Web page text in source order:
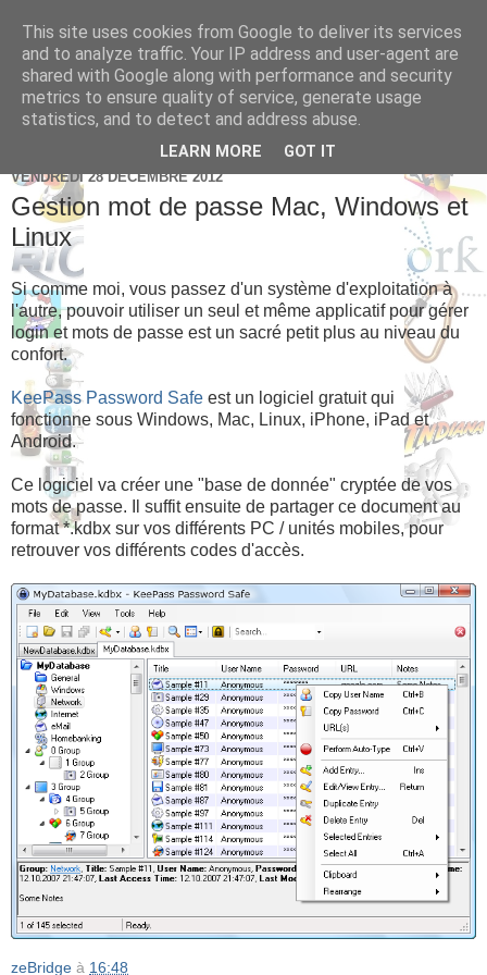
Brice Cornet: serial
entrepreneur hédoniste
VENDREDI 28 DÉCEMBRE 2012
Gestion mot de passe Mac, Windows et
Linux
Si comme moi, vous passez d'un système d'exploitation à
l'autre, pouvoir utiliser un seul et même applicatif pour gérer
login et mots de passe est un sacré petit plus au niveau du
confort.
KeePass Password Safe est un logiciel gratuit qui
fonctionne sous Windows, Mac, Linux, iPhone, iPad et
Android.
Ce logiciel va créer une "base de donnée" cryptée de vos
mots de passe. Il suffit ensuite de partager ce document au
format *.kdbx sur vos différents PC / unités mobiles, pour
retrouver vos différents codes d'accès.
zeBridge à 16:48
This site uses cookies from Google to deliver its services
and to analyze traffic. Your IP address and user-agent are
shared with Google along with performance and security
metrics to ensure quality of service, generate usage
statistics, and to detect and address abuse.
LEARN MORE GOT IT